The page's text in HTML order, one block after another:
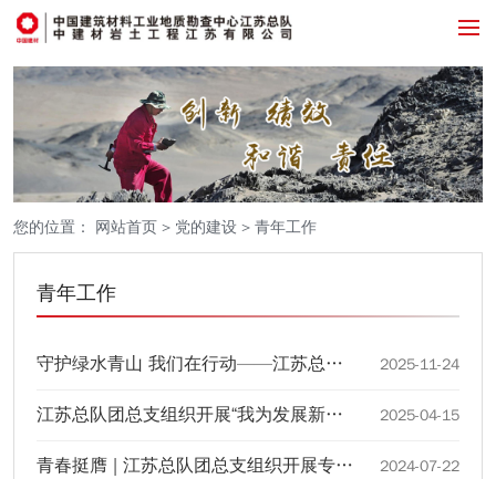
您的位置： 网站首页 > 党的建设 > 青年工作
青年工作
守护绿水青山 我们在行动——江苏总队开展紫金山环保拾山徒步活动 2025-11-24
江苏总队团总支组织开展“我为发展新质生产力献一策”主题学习研讨活动 2025-04-15
青春挺膺 | 江苏总队团总支组织开展专题学习会 2024-07-22